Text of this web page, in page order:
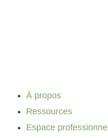
À propos
Ressources
Espace professionnel